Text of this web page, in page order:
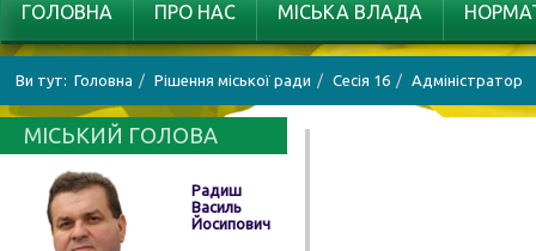
ГОЛОВНА ПРО НАС МІСЬКА ВЛАДА
Ви тут: Головна Рішення міської ради Сесія 16 Адміністратор
МІСЬКИЙ ГОЛОВА
Радиш
Василь
Йосипович